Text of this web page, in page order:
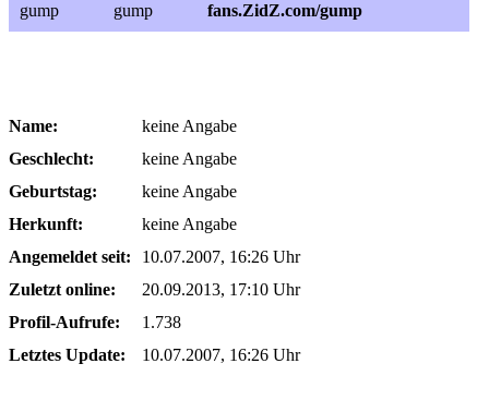
gump
gump fans.ZidZ.com/gump
Name:
keine Angabe
Geschlecht:
keine Angabe
Geburtstag:
keine Angabe
Herkunft:
keine Angabe
Angemeldet seit:
10.07.2007, 16:26 Uhr
Zuletzt online:
20.09.2013, 17:10 Uhr
Profil-Aufrufe:
1.738
Letztes Update:
10.07.2007, 16:26 Uhr